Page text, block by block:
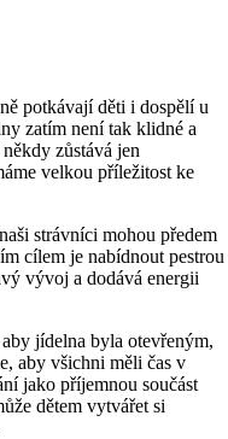
potkávají děti i dospělí u
zatím není tak klidné a
zůstává jen
velkou příležitost ke
strávníci mohou předem
cílem je nabídnout pestrou
vývoj a dodává energii
jídelna byla otevřeným,
aby všichni měli čas v
jako příjemnou součást
dětem vytvářet si